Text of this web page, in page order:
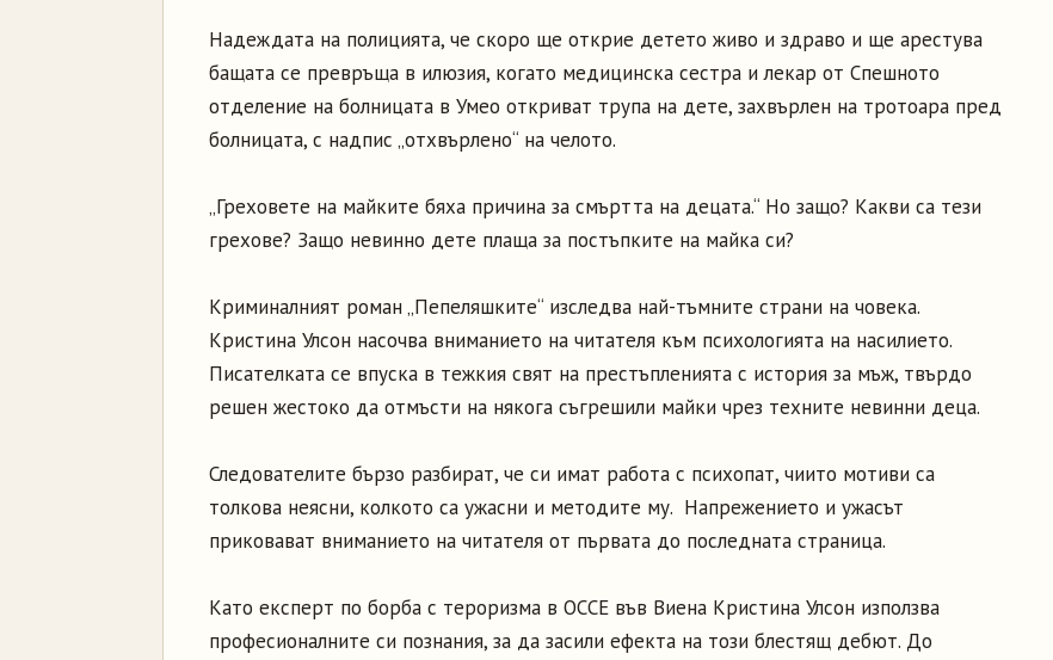
Надеждата на полицията, че скоро ще открие детето живо и здраво и ще арестува
бащата се превръща в илюзия, когато медицинска сестра и лекар от Спешното
отделение на болницата в Умео откриват трупа на дете, захвърлен на тротоара пред
болницата, с надпис „отхвърлено“ на челото.
„Греховете на майките бяха причина за смъртта на децата.“ Но защо? Какви са тези
грехове? Защо невинно дете плаща за постъпките на майка си?
Криминалният роман „Пепеляшките“ изследва най-тъмните страни на човека.
Кристина Улсон насочва вниманието на читателя към психологията на насилието.
Писателката се впуска в тежкия свят на престъпленията с история за мъж, твърдо
решен жестоко да отмъсти на някога съгрешили майки чрез техните невинни деца.
Следователите бързо разбират, че си имат работа с психопат, чиито мотиви са
толкова неясни, колкото са ужасни и методите му. Напрежението и ужасът
приковават вниманието на читателя от първата до последната страница.
Като експерт по борба с тероризма в ОССЕ във Виена Кристина Улсон използва
професионалните си познания, за да засили ефекта на този блестящ дебют. До